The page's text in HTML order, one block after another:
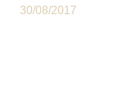
30/08/2017